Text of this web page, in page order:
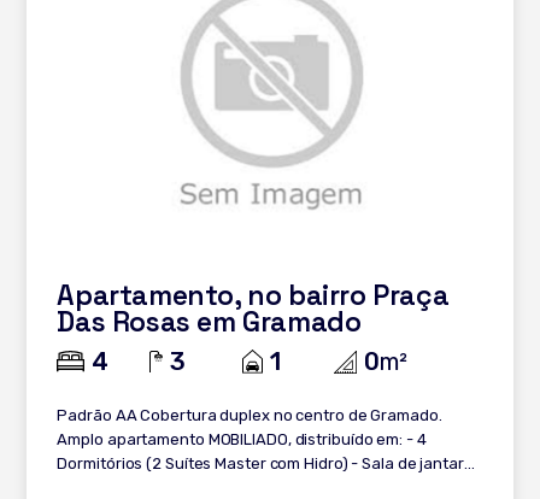
Apartamento, no bairro Praça
Das Rosas em Gramado
4 3 1 0m²
Padrão AA Cobertura duplex no centro de Gramado.
Amplo apartamento MOBILIADO, distribuído em: - 4
Dormitórios (2 Suítes Master com Hidro) - Sala de jantar